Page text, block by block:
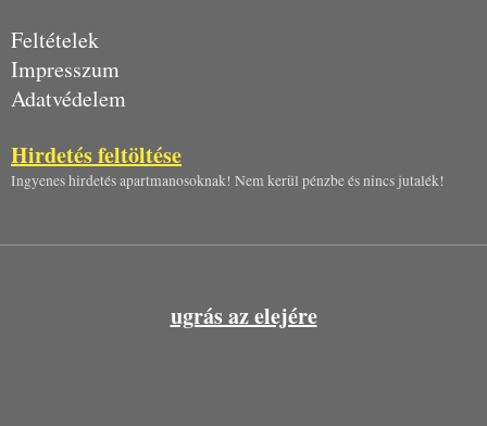
Feltételek
Impresszum
Adatvédelem
Hirdetés feltöltése
Ingyenes hirdetés apartmanosoknak! Nem kerül pénzbe és nincs jutalék!
ugrás az elejére